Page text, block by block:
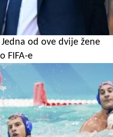
od ove dvije žene
FIFA-e